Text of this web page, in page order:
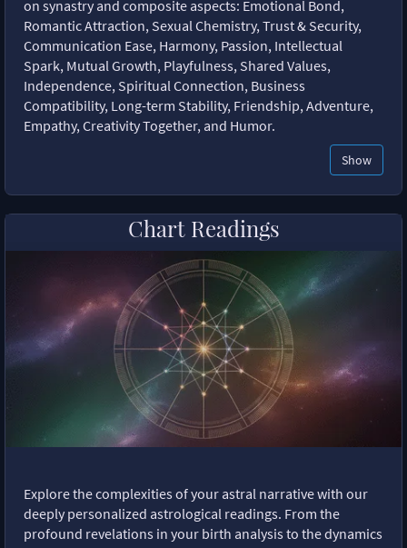
on synastry and composite aspects: Emotional Bond,
Romantic Attraction, Sexual Chemistry, Trust & Security,
Communication Ease, Harmony, Passion, Intellectual
Spark, Mutual Growth, Playfulness, Shared Values,
Independence, Spiritual Connection, Business
Compatibility, Long-term Stability, Friendship, Adventure,
Empathy, Creativity Together, and Humor.
Show
Chart Readings
Explore the complexities of your astral narrative with our
deeply personalized astrological readings. From the
profound revelations in your birth analysis to the dynamics